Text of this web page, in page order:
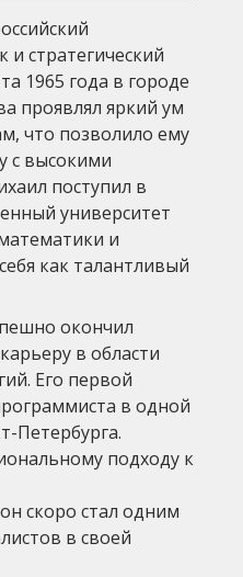
стратегический
1965 года в городе
проявлял яркий ум
что позволило ему
с высокими
поступил в
университет
и
как талантливый
окончил
в области
Его первой
в одной
Петербурга.
подходу к
скоро стал одним
в своей